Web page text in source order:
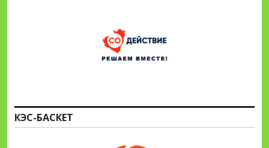
КЭС-БАСКЕТ